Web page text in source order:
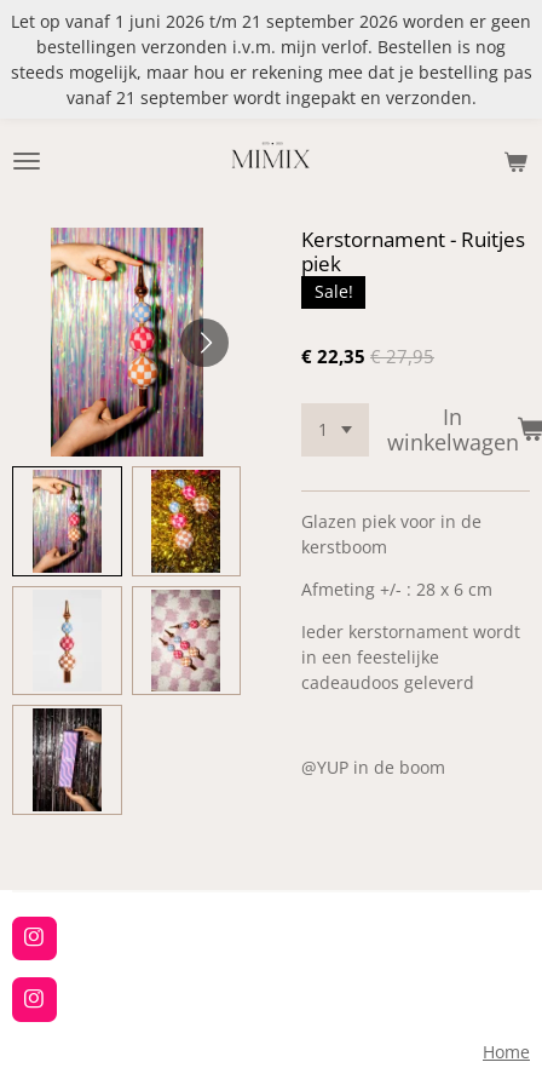
Ga
direct
naar
Let op vanaf 1 juni 2026 t/m 21 september 2026 worden er geen
bestellingen verzonden i.v.m. mijn verlof. Bestellen is nog
steeds mogelijk, maar hou er rekening mee dat je bestelling pas
vanaf 21 september wordt ingepakt en verzonden.
Kerstornament - Ruitjes
piek
Sale!
€ 22,35 € 27,95
In
winkelwagen
Glazen piek voor in de
kerstboom
Afmeting +/- : 28 x 6 cm
Ieder kerstornament wordt
in een feestelijke
cadeaudoos geleverd
@YUP in de boom
I
n
s
t
a
I
n
Home